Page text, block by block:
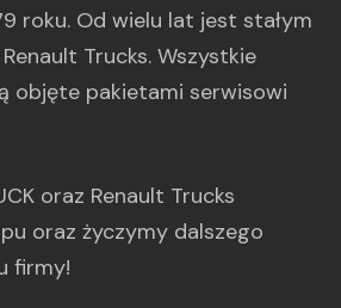
roku. Od wielu lat jest stałym
Trucks. Wszystkie
objęte pakietami serwisowi
oraz Renault Trucks
oraz życzymy dalszego
firmy!